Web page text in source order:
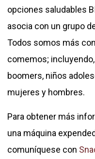
opciones saludables
asocia con un grupo
Todos somos más
comemos;
boomers, niños
mujeres y hombres.
Para obtener más
una máquina
comuníquese con